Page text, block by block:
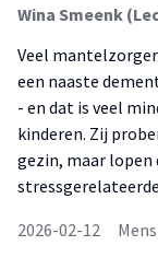
Veel
een naaste
- en dat is veel
kinderen. Zij
gezin, maar
2026-02-12